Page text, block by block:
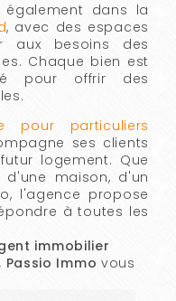
également dans la
, avec des espaces
aux besoins des
Chaque bien est
pour offrir des
pour particuliers
ses clients
logement. Que
maison, d'un
l'agence propose
à toutes les
immobilier
Immo vous